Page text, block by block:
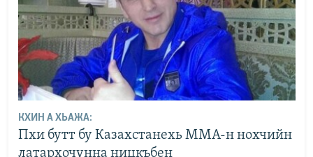
КХИН А ХЬАЖА:
Пхи бутт бу Казахстанехь ММА-н нохчийн
латархочунна ницкъбен